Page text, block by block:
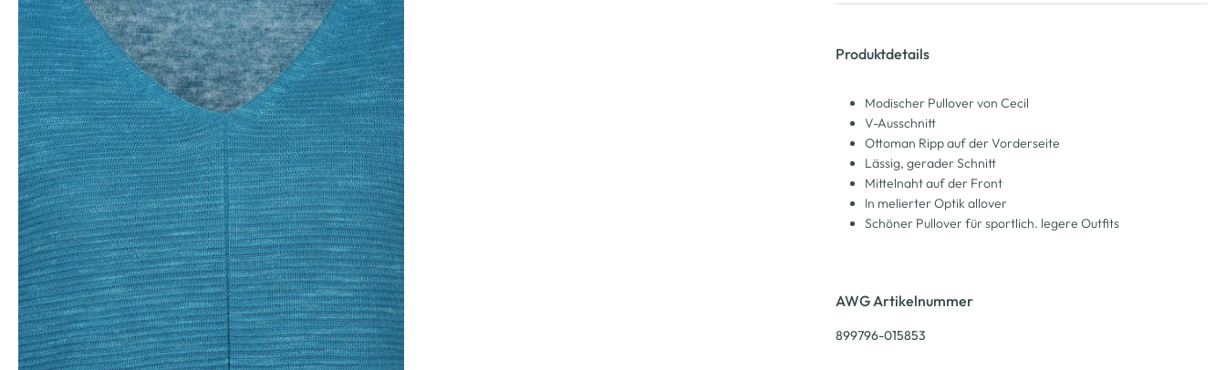
Produktdetails
Modischer Pullover von Cecil
V-Ausschnitt
Ottoman Ripp auf der Vorderseite
Lässig, gerader Schnitt
Mittelnaht auf der Front
In melierter Optik allover
Schöner Pullover für sportlich. legere Outfits
AWG Artikelnummer
899796-015853